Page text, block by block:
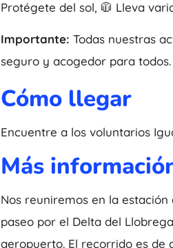
Protégete del sol, 🧥 Lleva
Importante: Todas nuestras
seguro y acogedor para
Cómo llegar
Encuentre a los voluntarios
Más
Nos reuniremos en la estación
paseo por el Delta del
aeropuerto. El recorrido es de